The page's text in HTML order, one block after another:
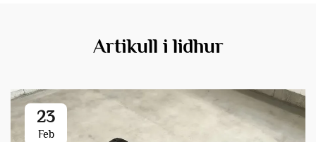
Artikull i lidhur
23
Feb